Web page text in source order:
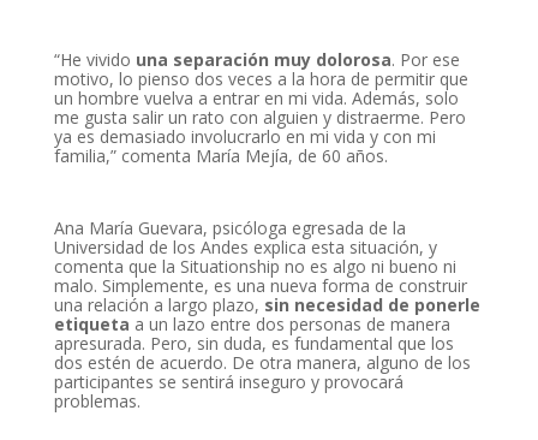
“He vivido una separación muy dolorosa. Por ese
motivo, lo pienso dos veces a la hora de permitir que
un hombre vuelva a entrar en mi vida. Además, solo
me gusta salir un rato con alguien y distraerme. Pero
ya es demasiado involucrarlo en mi vida y con mi
familia,” comenta María Mejía, de 60 años.
Ana María Guevara, psicóloga egresada de la
Universidad de los Andes explica esta situación, y
comenta que la Situationship no es algo ni bueno ni
malo. Simplemente, es una nueva forma de construir
una relación a largo plazo, sin necesidad de ponerle
etiqueta a un lazo entre dos personas de manera
apresurada. Pero, sin duda, es fundamental que los
dos estén de acuerdo. De otra manera, alguno de los
participantes se sentirá inseguro y provocará
problemas.